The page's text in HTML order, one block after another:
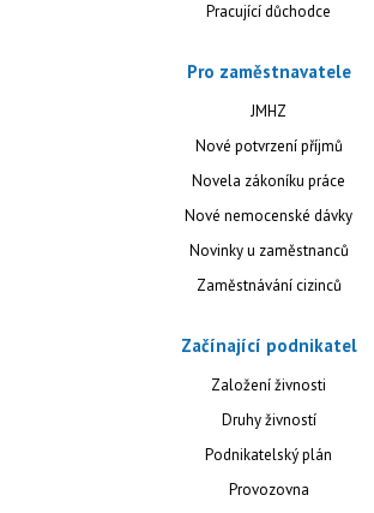
Pracující důchodce
Pro zaměstnavatele
JMHZ
Nové potvrzení příjmů
Novela zákoníku práce
Nové nemocenské dávky
Novinky u zaměstnanců
Zaměstnávání cizinců
Začínající podnikatel
Založení živnosti
Druhy živností
Podnikatelský plán
Provozovna